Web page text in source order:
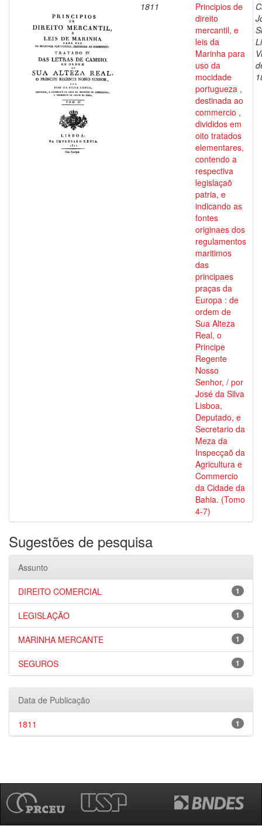
1811
Principios de
direito
mercantil, e
leis da
Marinha para
uso da
mocidade
portugueza ,
destinada ao
commercio ,
divididos em
oito tratados
elementares,
contendo a
respectiva
legislaçaõ
patria, e
indicando as
fontes
originaes dos
regulamentos
maritimos
das
principaes
praças da
Europa : de
ordem de
Sua Alteza
Real, o
Principe
Regente
Nosso
Senhor, / por
José da Silva
Lisboa,
Deputado, e
Secretario da
Meza da
Inspecçaõ da
Agricultura e
Commercio
da Cidade da
Bahia. (Tomo
4-7)
Sugestões de pesquisa
Assunto
1
DIREITO COMERCIAL
1
LEGISLAÇÃO
1
MARINHA MERCANTE
1
SEGUROS
Data de Publicação
1
1811